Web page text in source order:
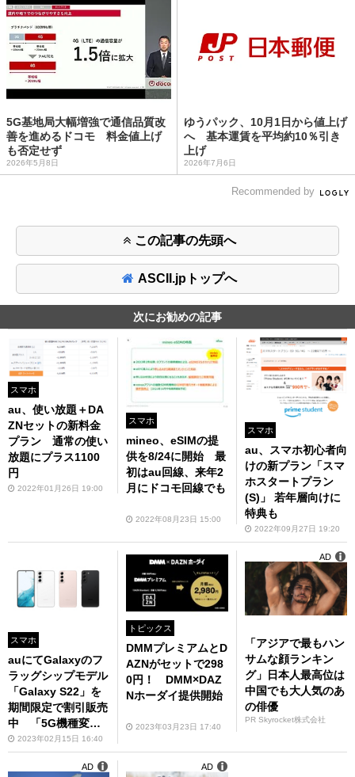
5G基地局大幅増強で通信品質改
善を進めるドコモ 料金値上げ
も否定せず
2026年5月8日
ゆうパック、10月1日から値上げ
へ 基本運賃を平均約10％引き
上げ
2026年7月6日
Recommended by
この記事の先頭へ
ASCII.jpトップへ
次にお勧めの記事
スマホ
au、使い放題＋DA
ZNセットの新料金
プラン 通常の使い
放題にプラス1100
円
2022年01月26日 19:00
スマホ
mineo、eSIMの提
供を8/24に開始 最
初はau回線、来年2
月にドコモ回線でも
2022年08月23日 15:00
スマホ
au、スマホ初心者向
けの新プラン「スマ
ホスタートプラン
(S)」 若年層向けに
特典も
2022年09月27日 19:20
スマホ
auにてGalaxyのフ
ラッグシップモデル
「Galaxy S22」を
期間限定で割引販売
中 「5G機種変お
トク割」だと1万65
00円割引
2023年02月15日 16:40
トピックス
DMMプレミアムとD
AZNがセットで298
0円！ DMM×DAZ
Nホーダイ提供開始
2023年03月23日 17:40
「アジアで最もハン
サムな顔ランキン
グ」日本人最高位は
中国でも大人気のあ
の俳優
PR Skyrocket株式会社
AD
AD AD